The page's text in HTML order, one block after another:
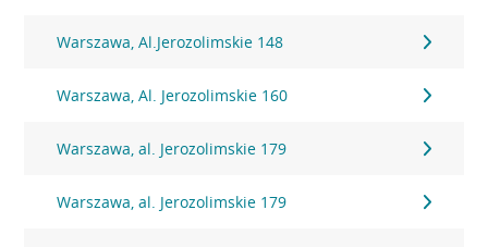
Warszawa, Al.Jerozolimskie 148
Warszawa, Al. Jerozolimskie 160
Warszawa, al. Jerozolimskie 179
Warszawa, al. Jerozolimskie 179